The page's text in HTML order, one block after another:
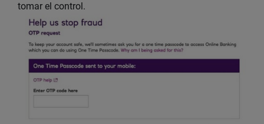
tomar el control.